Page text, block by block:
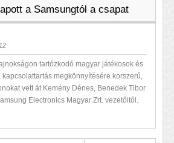
a Samsungtól a csapat
tartózkodó magyar játékosok és
megkönnyítésére korszerű,
vett át Kemény Dénes, Benedek Tibor
Electronics Magyar Zrt. vezetőitől.